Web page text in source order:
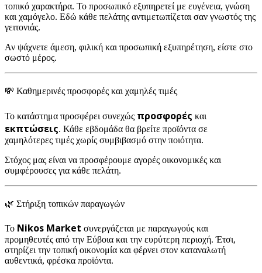
τοπικό χαρακτήρα. Το προσωπικό εξυπηρετεί με ευγένεια, γνώση
και χαμόγελο. Εδώ κάθε πελάτης αντιμετωπίζεται σαν γνωστός της
γειτονιάς.
Αν ψάχνετε άμεση, φιλική και προσωπική εξυπηρέτηση, είστε στο
σωστό μέρος.
💸 Καθημερινές προσφορές και χαμηλές τιμές
Το κατάστημα προσφέρει συνεχώς προσφορές και
εκπτώσεις. Κάθε εβδομάδα θα βρείτε προϊόντα σε
χαμηλότερες τιμές χωρίς συμβιβασμό στην ποιότητα.
Στόχος μας είναι να προσφέρουμε αγορές οικονομικές και
συμφέρουσες για κάθε πελάτη.
🌿 Στήριξη τοπικών παραγωγών
Το Nikos Market συνεργάζεται με παραγωγούς και
προμηθευτές από την Εύβοια και την ευρύτερη περιοχή. Έτσι,
στηρίζει την τοπική οικονομία και φέρνει στον καταναλωτή
αυθεντικά, φρέσκα προϊόντα.